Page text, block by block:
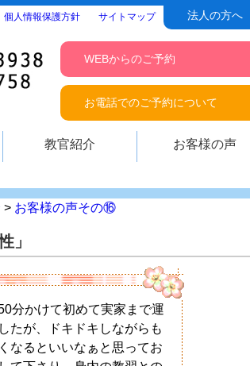
> お客様の声その⑯
」
分かけて初めて実家まで運
たが、ドキドキしながらも
なるといいなぁと思ってお
個人情報保護方針 サイトマップ 法人の方へ
WEBからのご予約
お電話でのご予約について
教官紹介 お客様の声